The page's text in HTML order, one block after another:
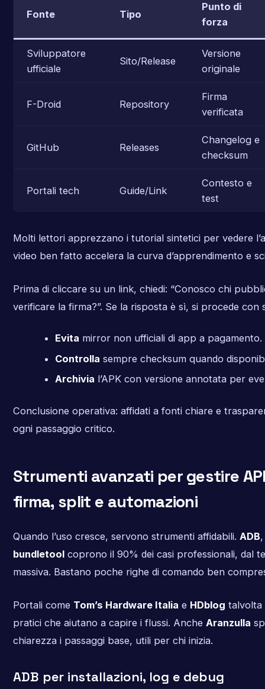
Fonte Tipo
Punto di
forza
Sviluppatore
ufficiale
Sito/Release
Versione
originale
F-Droid Repository
Firma
verificata
GitHub Releases
Changelog e
checksum
Portali tech Guide/Link
Contesto e
test
Molti lettori apprezzano i tutorial sintetici per vedere
video ben fatto accelera la curva d’apprendimento e
Prima di cliccare su un link, chiedi: “Conosco chi
verificare la firma?”. Se la risposta è sì, si procede con
Evita mirror non ufficiali di app a pagamento.
Controlla sempre checksum quando
Archivia l’APK con versione annotata per
Conclusione operativa: affidati a fonti chiare e
ogni passaggio critico.
Strumenti avanzati per gestire
firma, split e automazioni
Quando l’uso cresce, servono strumenti affidabili. ADB
bundletoolcoprono il 90% dei casi professionali, dal
massiva. Bastano poche righe di comando ben
Portali come Tom’s Hardware Italia e HDblog talvolta
pratici che aiutano a capire i flussi. Anche Aranzulla
chiarezza i passaggi base, utili per chi inizia.
ADB per installazioni, log e debug